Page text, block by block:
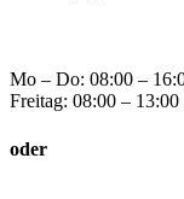
Mo – Do: 08:00 –
Freitag: 08:00 – 13:00
oder